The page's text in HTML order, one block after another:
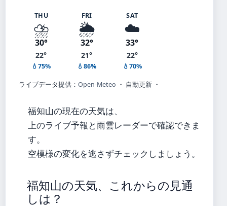
THU
⛈️
30°
22°
💧75%
FRI
🌦️
32°
21°
💧86%
SAT
☁️
33°
22°
💧70%
ライブデータ提供： Open-Meteo ・ 自動更新 ・
福知山の現在の天気は、
上のライブ予報と雨雲レーダーで確認できま
す。
空模様の変化を逃さずチェックしましょう。
福知山の天気、これからの見通
しは？